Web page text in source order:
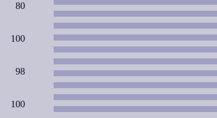
80
100
98
100